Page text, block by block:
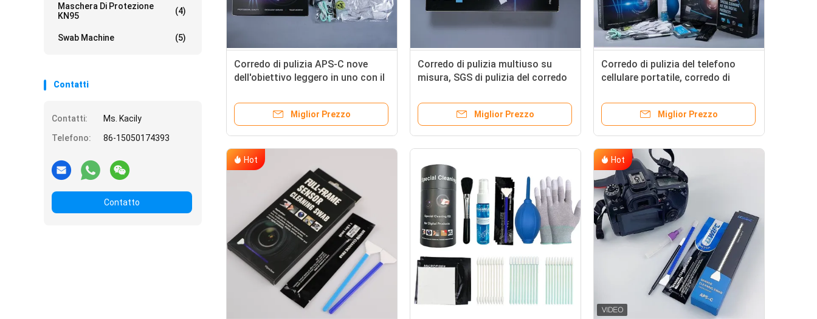
Maschera Di Protezione
KN95
(4)
Swab Machine (5)
Contatti
Contatti:
Ms. Kacily
Telefono:
86-15050174393
Contatto
Corredo di pulizia APS-C nove
dell'obiettivo leggero in uno con il
Miglior Prezzo
Corredo di pulizia multiuso su
misura, SGS di pulizia del corredo
Miglior Prezzo
Corredo di pulizia del telefono
cellulare portatile, corredo di
impiego
Miglior Prezzo
Hot Hot